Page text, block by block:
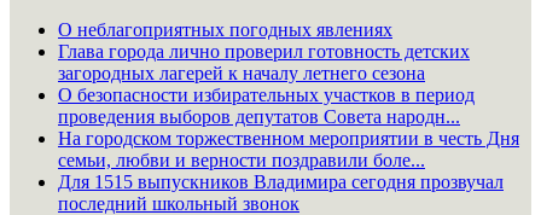
О неблагоприятных погодных явлениях
Глава города лично проверил готовность детских
загородных лагерей к началу летнего сезона
О безопасности избирательных участков в период
проведения выборов депутатов Совета народн...
На городском торжественном мероприятии в честь Дня
семьи, любви и верности поздравили боле...
Для 1515 выпускников Владимира сегодня прозвучал
последний школьный звонок